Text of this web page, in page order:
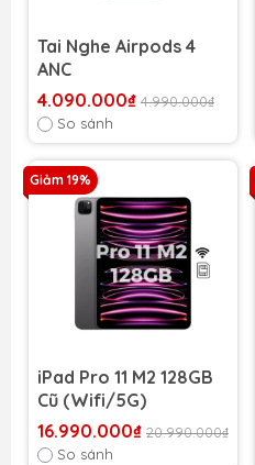
Tai Nghe Airpods 4
ANC
4.090.000₫ 4.990.000₫
So sánh
Giảm 19%
iPad Pro 11 M2 128GB
Cũ (Wifi/5G)
16.990.000₫ 20.990.000₫
So sánh